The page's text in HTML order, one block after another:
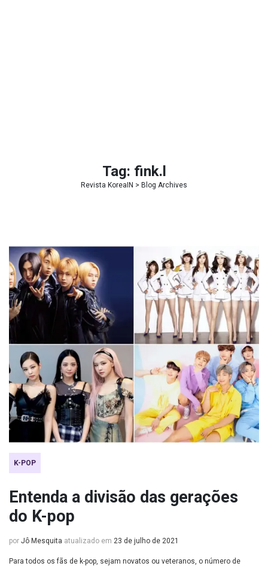
Tag: fink.l
Revista KoreaIN > Blog Archives
K-POP
Entenda a divisão das gerações
do K-pop
por Jô Mesquita atualizado em 23 de julho de 2021
Para todos os fãs de k-pop, sejam novatos ou veteranos, o número de